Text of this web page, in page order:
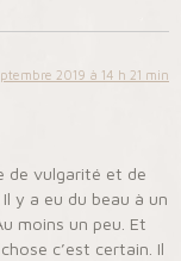
2019 à 14 h 21 min
de vulgarité et de
y a eu du beau à un
moins un peu. Et
c’est certain. Il